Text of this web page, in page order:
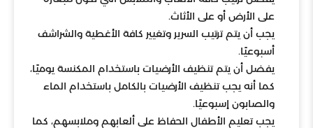
على الأرض أو على الأثاث.
يجب أن يتم ترتيب السرير وتغيير كافة الأغطية والشراشف
أسبوعيًا.
يفضل أن يتم تنظيف الأرضيات باستخدام المكنسة يوميًا،
كما أنه يجب تنظيف الأرضيات بالكامل باستخدام الماء
والصابون إسبوعيًا.
يجب تعليم الأطفال الحفاظ على ألعابهم وملابسهم، كما